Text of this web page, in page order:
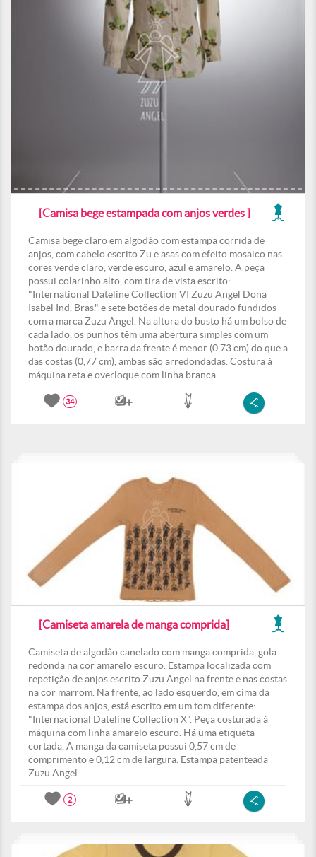
[Camisa bege estampada com anjos verdes ]
Camisa bege claro em algodão com estampa corrida de
anjos, com cabelo escrito Zu e asas com efeito mosaico nas
cores verde claro, verde escuro, azul e amarelo. A peça
possui colarinho alto, com tira de vista escrito:
"International Dateline Collection VI Zuzu Angel Dona
Isabel Ind. Bras." e sete botões de metal dourado fundidos
com a marca Zuzu Angel. Na altura do busto há um bolso de
cada lado, os punhos têm uma abertura simples com um
botão dourado, e barra da frente é menor (0,73 cm) do que a
das costas (0,77 cm), ambas são arredondadas. Costura à
máquina reta e overloque com linha branca.
34
[Camiseta amarela de manga comprida]
Camiseta de algodão canelado com manga comprida, gola
redonda na cor amarelo escuro. Estampa localizada com
repetição de anjos escrito Zuzu Angel na frente e nas costas
na cor marrom. Na frente, ao lado esquerdo, em cima da
estampa dos anjos, está escrito em um tom diferente:
"Internacional Dateline Collection X". Peça costurada à
máquina com linha amarelo escuro. Há uma etiqueta
cortada. A manga da camiseta possui 0,57 cm de
comprimento e 0,12 cm de largura. Estampa patenteada
Zuzu Angel.
2